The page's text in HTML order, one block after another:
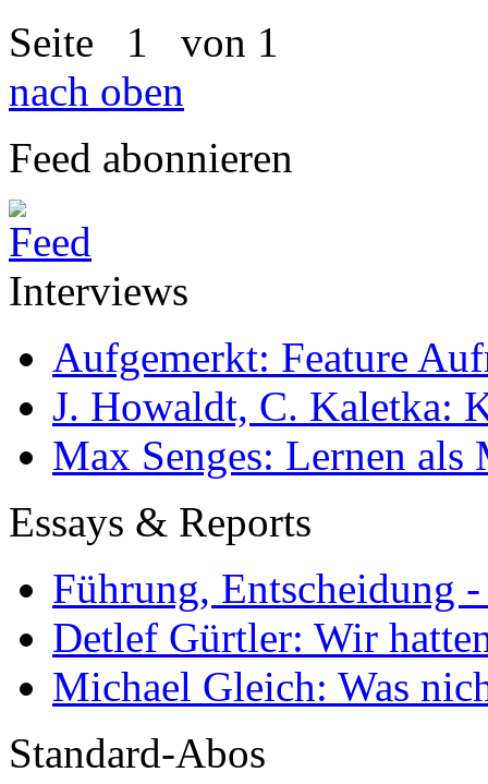
Seite 1 von 1
nach oben
Feed abonnieren
Interviews
Aufgemerkt: Feature
J. Howaldt, C. Kaletka:
Max Senges: Lernen als
Essays & Reports
Führung, Entscheidung
Detlef Gürtler: Wir
Michael Gleich: Was
Standard-Abos